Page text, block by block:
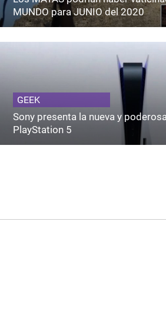
MUNDO para JUNIO del 2020
GEEK
Sony presenta la nueva y
PlayStation 5